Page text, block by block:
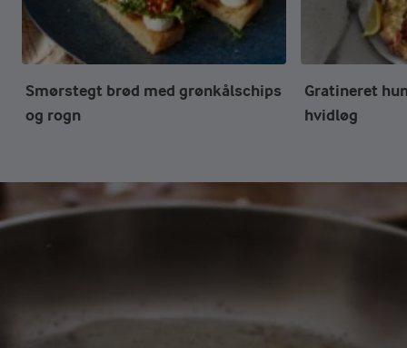
Smørstegt brød med grønkålschips
og rogn
Gratineret
hvidløg